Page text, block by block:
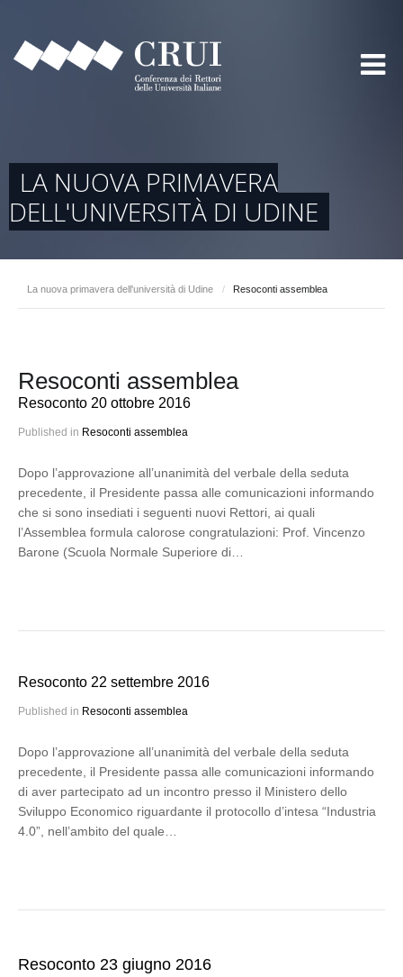
LA NUOVA PRIMAVERA
DELL'UNIVERSITÀ DI UDINE
La nuova primavera dell'università di Udine / Resoconti assemblea
Resoconti assemblea
Resoconto 20 ottobre 2016
Published in Resoconti assemblea
Dopo l’approvazione all’unanimità del verbale della seduta
precedente, il Presidente passa alle comunicazioni informando
che si sono insediati i seguenti nuovi Rettori, ai quali
l’Assemblea formula calorose congratulazioni: Prof. Vincenzo
Barone (Scuola Normale Superiore di…
Resoconto 22 settembre 2016
Published in Resoconti assemblea
Dopo l’approvazione all’unanimità del verbale della seduta
precedente, il Presidente passa alle comunicazioni informando
di aver partecipato ad un incontro presso il Ministero dello
Sviluppo Economico riguardante il protocollo d’intesa “Industria
4.0”, nell’ambito del quale…
Resoconto 23 giugno 2016